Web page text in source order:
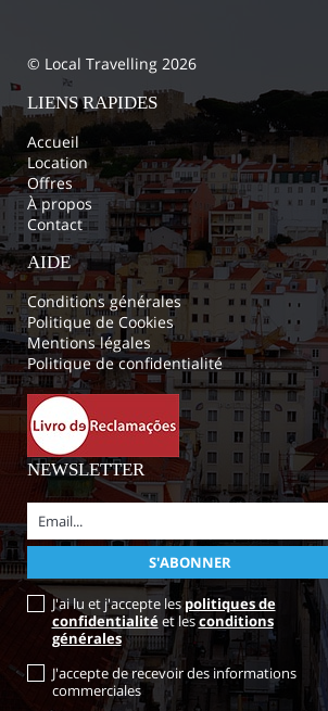
© Local Travelling 2026
LIENS RAPIDES
Accueil
Location
Offres
À propos
Contact
AIDE
Conditions générales
Politique de Cookies
Mentions légales
Politique de confidentialité
NEWSLETTER
J'ai lu et j'accepte lespolitiques de
confidentialitéet lesconditions
générales
J'accepte de recevoir des informations
commerciales